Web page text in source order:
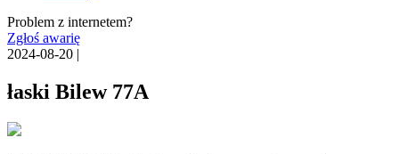
Problem z internetem?
Zgłoś awarię
2024-08-20 |
łaski Bilew 77A